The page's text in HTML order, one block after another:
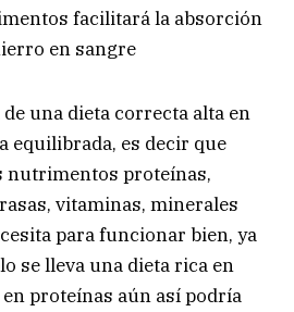
facilitará la absorción
en sangre
una dieta correcta alta en
equilibrada, es decir que
nutrimentos proteínas,
vitaminas, minerales
para funcionar bien, ya
se lleva una dieta rica en
proteínas aún así podría